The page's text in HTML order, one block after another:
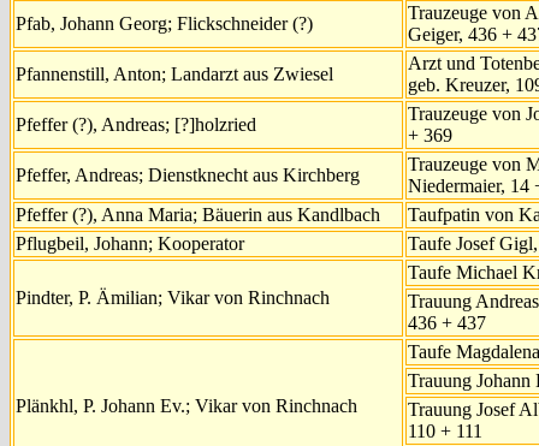
Pfab, Johann Georg; Flickschneider (?)
Trauzeuge von
Geiger, 436 +
Pfannenstill, Anton; Landarzt aus Zwiesel
Arzt und
geb. Kreuzer,
Pfeffer (?), Andreas; [?]holzried
Trauzeuge von
+ 369
Pfeffer, Andreas; Dienstknecht aus Kirchberg
Trauzeuge von
Niedermaier, 14
Pfeffer (?), Anna Maria; Bäuerin aus Kandlbach
Taufpatin von
Pflugbeil, Johann; Kooperator
Taufe Josef
Pindter, P. Ämilian; Vikar von Rinchnach
Taufe Michael
Trauung
436 + 437
Plänkhl, P. Johann Ev.; Vikar von Rinchnach
Taufe
Trauung
Trauung Josef
110 + 111